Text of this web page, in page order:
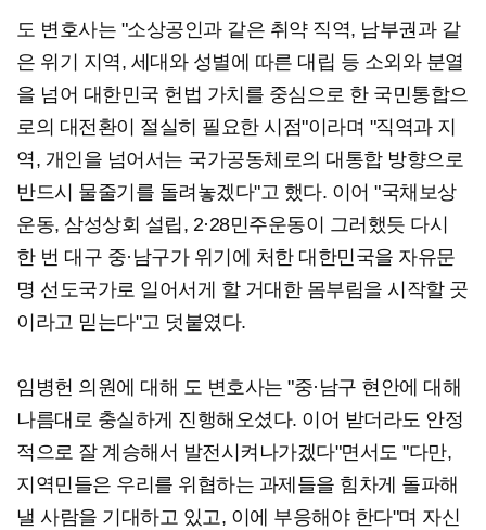
도 변호사는 "소상공인과 같은 취약 직역, 남부권과 같
은 위기 지역, 세대와 성별에 따른 대립 등 소외와 분열
을 넘어 대한민국 헌법 가치를 중심으로 한 국민통합으
로의 대전환이 절실히 필요한 시점"이라며 "직역과 지
역, 개인을 넘어서는 국가공동체로의 대통합 방향으로
반드시 물줄기를 돌려놓겠다"고 했다. 이어 "국채보상
운동, 삼성상회 설립, 2·28민주운동이 그러했듯 다시
한 번 대구 중·남구가 위기에 처한 대한민국을 자유문
명 선도국가로 일어서게 할 거대한 몸부림을 시작할 곳
이라고 믿는다"고 덧붙였다.
임병헌 의원에 대해 도 변호사는 "중·남구 현안에 대해
나름대로 충실하게 진행해오셨다. 이어 받더라도 안정
적으로 잘 계승해서 발전시켜나가겠다"면서도 "다만,
지역민들은 우리를 위협하는 과제들을 힘차게 돌파해
낼 사람을 기대하고 있고, 이에 부응해야 한다"며 자신